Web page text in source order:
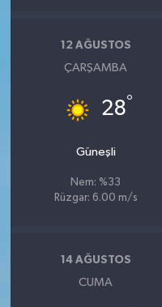
12 AĞUSTOS
ÇARŞAMBA
28°
Güneşli
Nem: %33
Rüzgar: 6.00 m/s
14 AĞUSTOS
CUMA